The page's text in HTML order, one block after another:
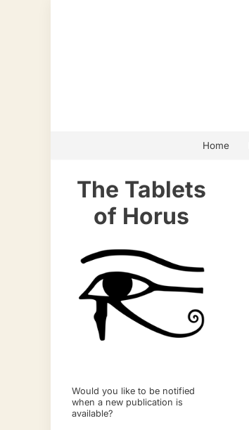
Home
The Tablets
of Horus
Would you like to be notified
when a new publication is
available?